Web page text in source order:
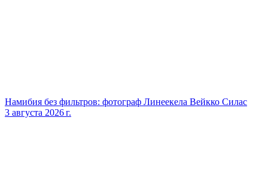
Намибия без фильтров: фотограф Линеекела Вейкко Силас
3 августа 2026 г.